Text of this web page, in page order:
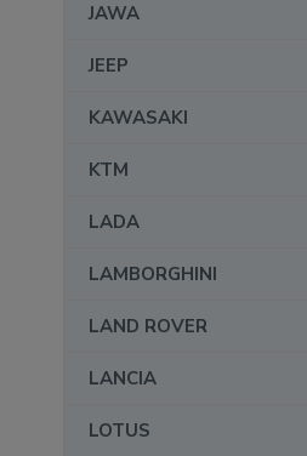
JAWA
JEEP
KAWASAKI
KTM
LADA
LAMBORGHINI
LAND ROVER
LANCIA
LOTUS